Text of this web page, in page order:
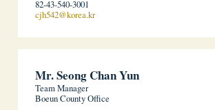
82-43-540-3001
cjh542@korea.kr
Mr. Seong Chan Yun
Team Manager
Boeun County Office